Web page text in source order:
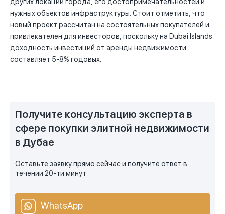
нужных объектов инфраструктуры. Стоит отметить, что
новый проект рассчитан на состоятельных покупателей и
привлекателен для инвесторов, поскольку на Dubai Islands
доходность инвестиций от аренды недвижимости
составляет 5-8% годовых.
Получите консультацию эксперта в
сфере покупки элитной недвижимости
в Дубае
Оставьте заявку прямо сейчас и получите ответ в
течении 20-ти минут
WhatsApp